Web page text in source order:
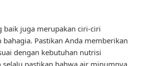
baik juga merupakan ciri-ciri
bahagia. Pastikan Anda memberikan
dengan kebutuhan nutrisi